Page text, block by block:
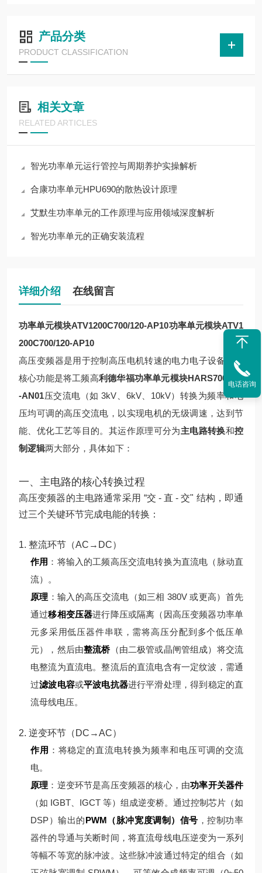
产品分类
PRODUCT CLASSIFICATION
相关文章
RELATED ARTICLES
智光功率单元运行管控与周期养护实操解析
合康功率单元HPU690的散热设计原理
艾默生功率单元的工作原理与应用领域深度解析
智光功率单元的正确安装流程
详细介绍 在线留言
功率单元模块ATV1200C700/120-AP10功率单元模块ATV1
200C700/120-AP10
高压变频器是用于控制高压电机转速的电力电子设备，其
核心功能是将工频高利德华福功率单元模块HARS700/240
-AN01压交流电（如 3kV、6kV、10kV）转换为频率和电
压均可调的高压交流电，以实现电机的无级调速，达到节
能、优化工艺等目的。其运作原理可分为主电路转换和控
制逻辑两大部分，具体如下：
一、主电路的核心转换过程
高压变频器的主电路通常采用 “交 - 直 - 交" 结构，即通
过三个关键环节完成电能的转换：
1. 整流环节（AC→DC）
作用 ：将输入的工频高压交流电转换为直流电（脉动直
流）。
原理 ： 输入的高压交流电（如三相 380V 或更高）首先
通过移相变压器进行降压或隔离（因高压变频器功率单
元多采用低压器件串联，需将高压分配到多个低压单
元），然后由整流桥（由二极管或晶闸管组成）将交流
电整流为直流电。整流后的直流电含有一定纹波，需通
过滤波电容或平波电抗器进行平滑处理，得到稳定的直
流母线电压。
2. 逆变环节（DC→AC）
作用 ：将稳定的直流电转换为频率和电压可调的交流
电。
原理 ： 逆变环节是高压变频器的核心，由功率开关器件
（如 IGBT、IGCT 等）组成逆变桥。通过控制芯片（如
DSP）输出的PWM（脉冲宽度调制）信号 ，控制功率
器件的导通与关断时间，将直流母线电压逆变为一系列
等幅不等宽的脉冲波。 这些脉冲波通过特定的组合（如
电话咨询